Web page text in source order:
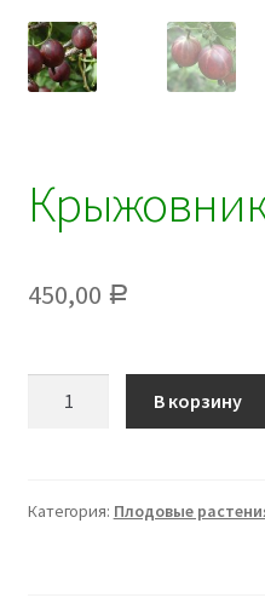
450,00 Р
В корзину
Категория: Плодовые